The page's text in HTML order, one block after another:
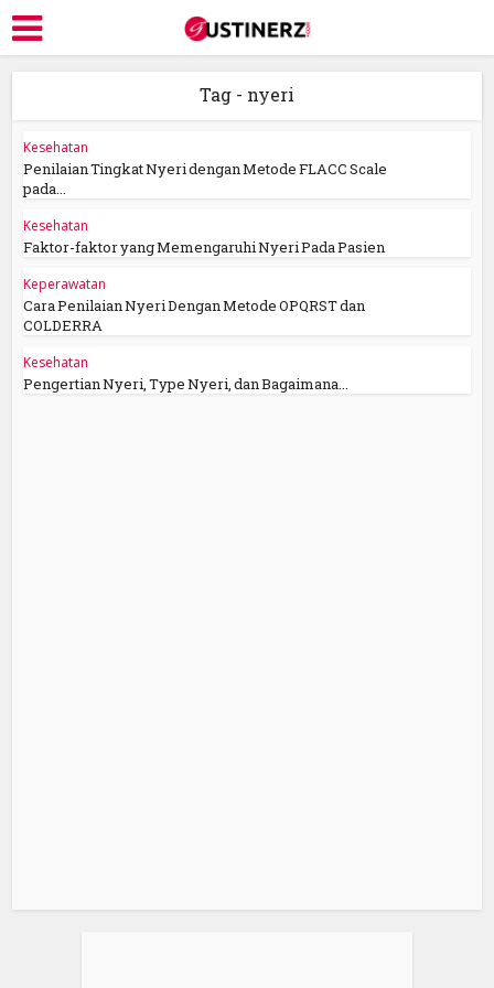
Tag - nyeri
Kesehatan
Penilaian Tingkat Nyeri dengan Metode FLACC Scale
pada...
Kesehatan
Faktor-faktor yang Memengaruhi Nyeri Pada Pasien
Keperawatan
Cara Penilaian Nyeri Dengan Metode OPQRST dan
COLDERRA
Kesehatan
Pengertian Nyeri, Type Nyeri, dan Bagaimana...